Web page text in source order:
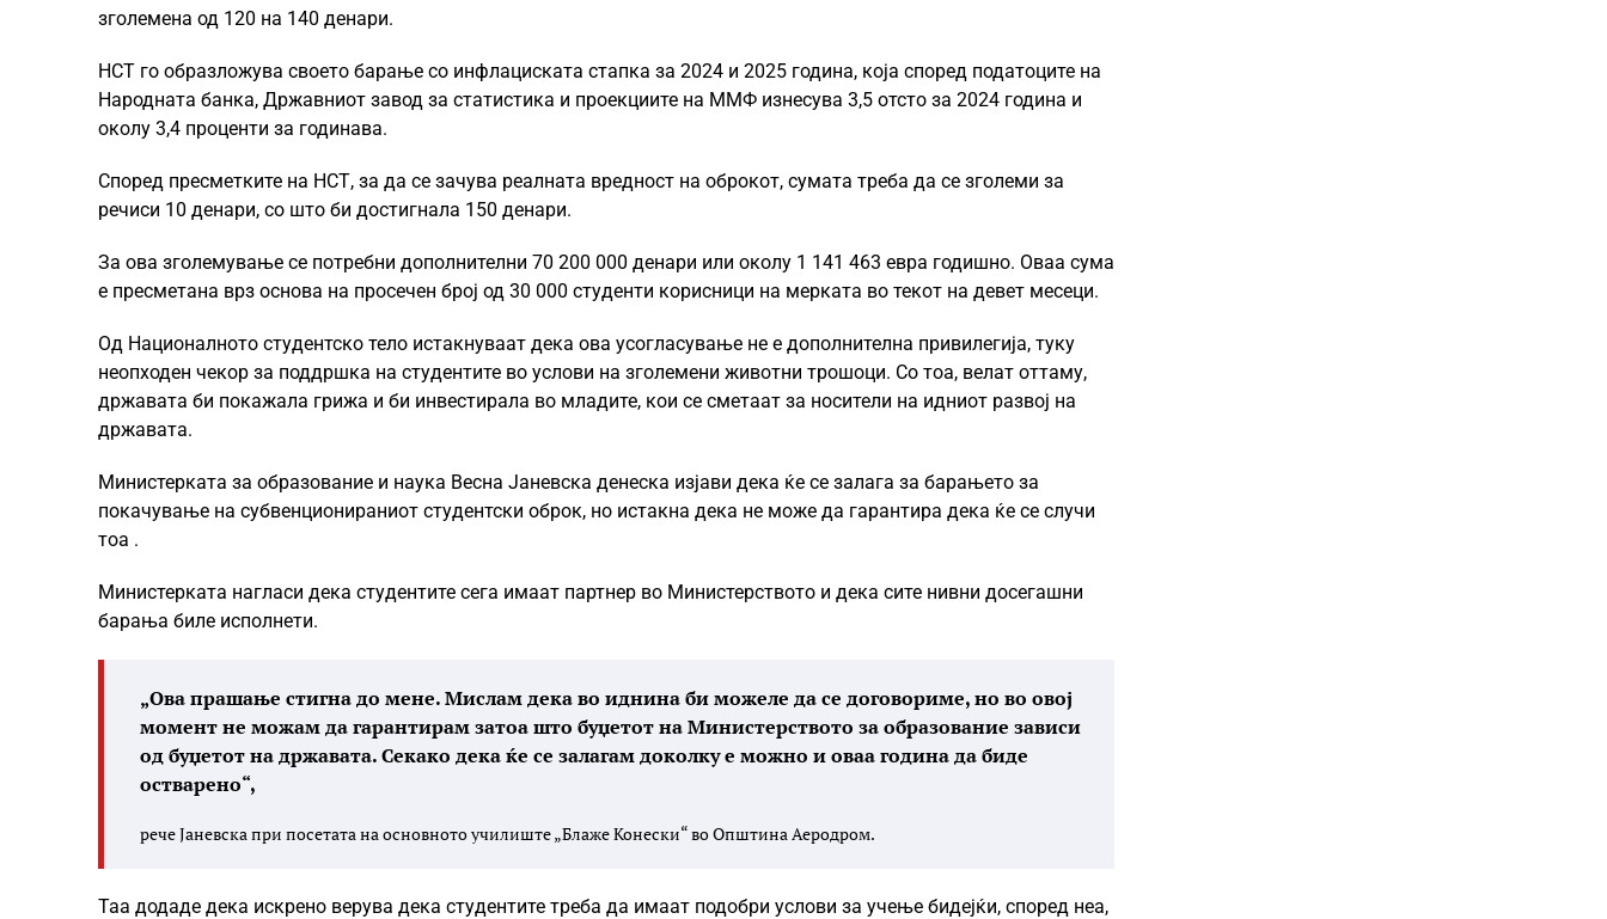
зголемена од 120 на 140 денари.
НСТ го образложува своето барање со инфлациската стапка за 2024 и 2025 година, која според податоците на
Народната банка, Државниот завод за статистика и проекциите на ММФ изнесува 3,5 отсто за 2024 година и
околу 3,4 проценти за годинава.
Според пресметките на НСТ, за да се зачува реалната вредност на оброкот, сумата треба да се зголеми за
речиси 10 денари, со што би достигнала 150 денари.
За ова зголемување се потребни дополнителни 70 200 000 денари или околу 1 141 463 евра годишно. Оваа сума
е пресметана врз основа на просечен број од 30 000 студенти корисници на мерката во текот на девет месеци.
Од Националното студентско тело истакнуваат дека ова усогласување не е дополнителна привилегија, туку
неопходен чекор за поддршка на студентите во услови на зголемени животни трошоци. Со тоа, велат оттаму,
државата би покажала грижа и би инвестирала во младите, кои се сметаат за носители на идниот развој на
државата.
Министерката за образование и наука Весна Јаневска денеска изјави дека ќе се залага за барањето за
покачување на субвенционираниот студентски оброк, но истакна дека не може да гарантира дека ќе се случи
тоа .
Министерката нагласи дека студентите сега имаат партнер во Министерството и дека сите нивни досегашни
барања биле исполнети.
„Ова прашање стигна до мене. Мислам дека во иднина би можеле да се договориме, но во овој
момент не можам да гарантирам затоа што буџетот на Министерството за образование зависи
од буџетот на државата. Секако дека ќе се залагам доколку е можно и оваа година да биде
остварено“,
рече Јаневска при посетата на основното училиште „Блаже Конески“ во Општина Аеродром.
Таа додаде дека искрено верува дека студентите треба да имаат подобри услови за учење бидејќи, според неа,